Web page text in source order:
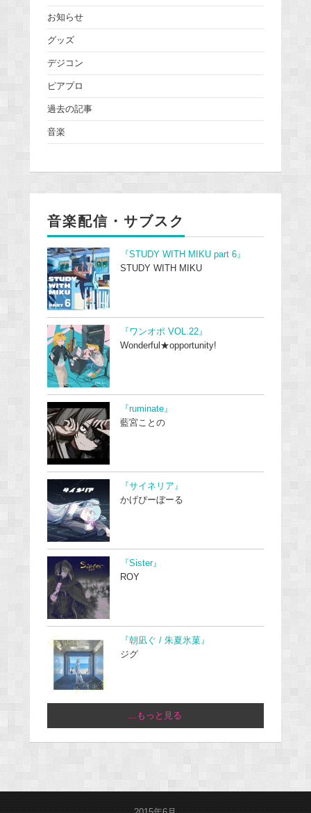
お知らせ
グッズ
デジコン
ピアプロ
過去の記事
音楽
音楽配信・サブスク
『STUDY WITH MIKU part 6』
STUDY WITH MIKU
『ワンオポ VOL.22』
Wonderful★opportunity!
『ruminate』
藍宮ことの
『サイネリア』
かげぴーぼーる
『Sister』
ROY
『朝凪ぐ / 朱夏氷菓』
ジグ
...もっと見る